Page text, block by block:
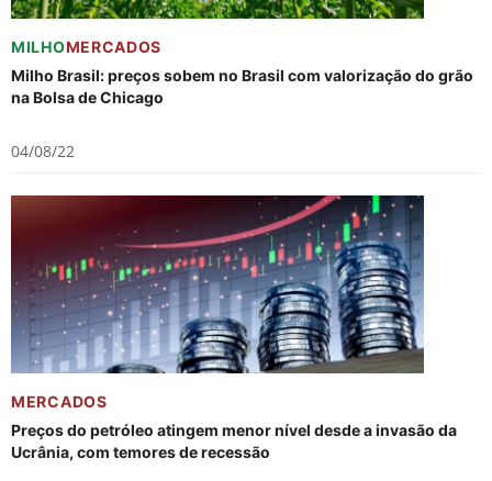
MILHOMERCADOS
Milho Brasil: preços sobem no Brasil com valorização do grão
na Bolsa de Chicago
04/08/22
MERCADOS
Preços do petróleo atingem menor nível desde a invasão da
Ucrânia, com temores de recessão